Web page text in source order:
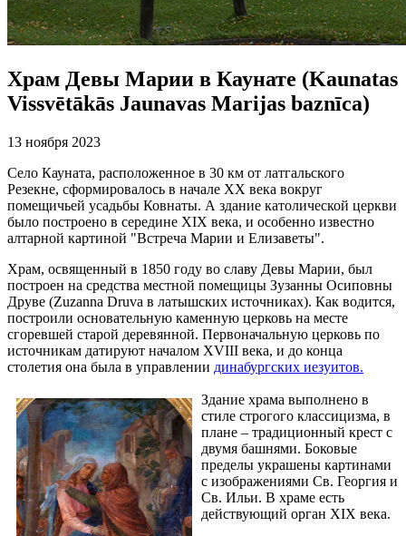
Храм Девы Марии в Каунате (Kaunatas
Vissvētākās Jaunavas Marijas baznīca)
13 ноября 2023
Село Кауната, расположенное в 30 км от латгальского
Резекне, сформировалось в начале XX века вокруг
помещичьей усадьбы Ковнаты. А здание католической церкви
было построено в середине XIX века, и особенно известно
алтарной картиной "Встреча Марии и Елизаветы".
Храм, освященный в 1850 году во славу Девы Марии, был
построен на средства местной помещицы Зузанны Осиповны
Друве (Zuzanna Druva в латышских источниках). Как водится,
построили основательную каменную церковь на месте
сгоревшей старой деревянной. Первоначальную церковь по
источникам датируют началом XVIII века, и до конца
столетия она была в управлении динабургских иезуитов.
Здание храма выполнено в
стиле строгого классицизма, в
плане – традиционный крест с
двумя башнями. Боковые
пределы украшены картинами
с изображениями Св. Георгия и
Св. Ильи. В храме есть
действующий орган XIX века.